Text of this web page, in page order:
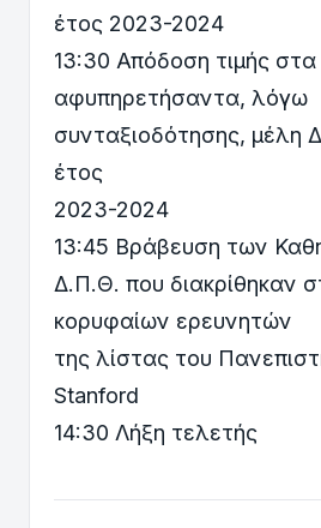
έτος 2023-2024
13:30 Απόδοση τιμής στα
αφυπηρετήσαντα, λόγω
συνταξιοδότησης, μέλη
έτος
2023-2024
13:45 Βράβευση των
Δ.Π.Θ. που διακρίθηκαν
κορυφαίων ερευνητών
της λίστας του
Stanford
14:30 Λήξη τελετής